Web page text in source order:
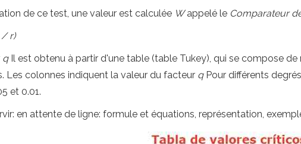
de ce test, une valeur est calculée Wappelé le Comparateur
/ r)
qIl est obtenu à partir d'une table (table Tukey), qui se compose de
Les colonnes indiquent la valeur du facteur qPour différents
et 0.01.
en attente de ligne: formule et équations, représentation,